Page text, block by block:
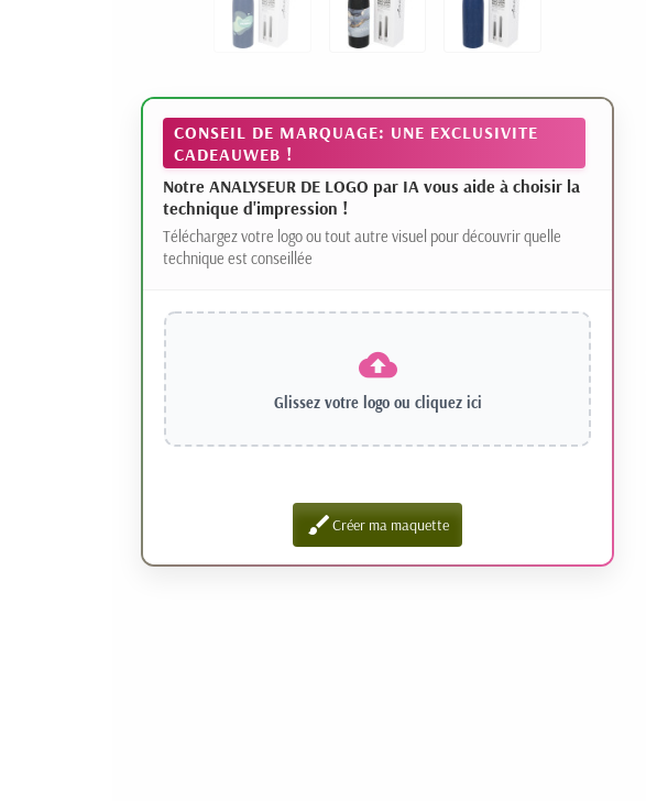
CONSEIL DE MARQUAGE: UNE EXCLUSIVITE
CADEAUWEB !
Notre ANALYSEUR DE LOGO par IA vous aide à choisir la
technique d'impression !
Téléchargez votre logo ou tout autre visuel pour découvrir quelle
technique est conseillée
Glissez votre logo ou cliquez ici
brushCréer ma maquette